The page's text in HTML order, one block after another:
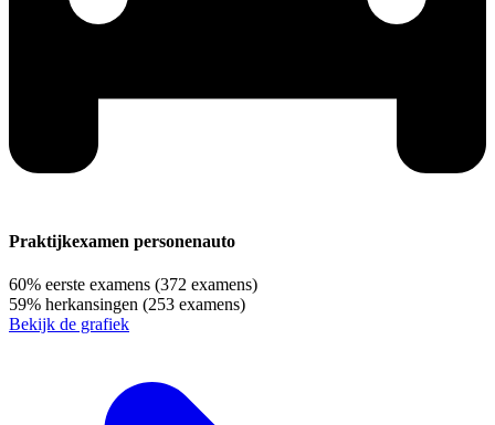
Praktijkexamen personenauto
60% eerste examens (372 examens)
59% herkansingen (253 examens)
Bekijk de grafiek